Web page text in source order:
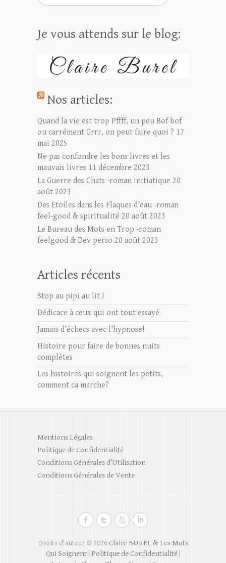
Je vous attends sur le blog:
Nos articles:
Quand la vie est trop Pffff, un peu Bof-bof
ou carrément Grrr, on peut faire quoi ? 17
mai 2025
Ne pas confondre les bons livres et les
mauvais livres 11 décembre 2023
La Guerre des Chats -roman initiatique 20
août 2023
Des Etoiles dans les Flaques d’eau -roman
feel-good & spiritualité 20 août 2023
Le Bureau des Mots en Trop -roman
feelgood & Dev perso 20 août 2023
Articles récents
Stop au pipi au lit !
Dédicace à ceux qui ont tout essayé
Jamais d’échecs avec l’hypnose!
Histoire pour faire de bonnes nuits
complètes
Les histoires qui soignent les petits,
comment ca marche?
Mentions Légales
Politique de Confidentialité
Conditions Générales d’Utilisation
Conditions Générales de Vente
Droits d'auteur © 2026 Claire BUREL & Les Mots
Qui Soignent| Politique de Confidentialité|